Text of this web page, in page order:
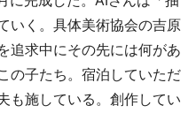
いく。具体美術協会の吉原
追求中にその先には何があ
の子たち。宿泊していただ
も施している。創作してい